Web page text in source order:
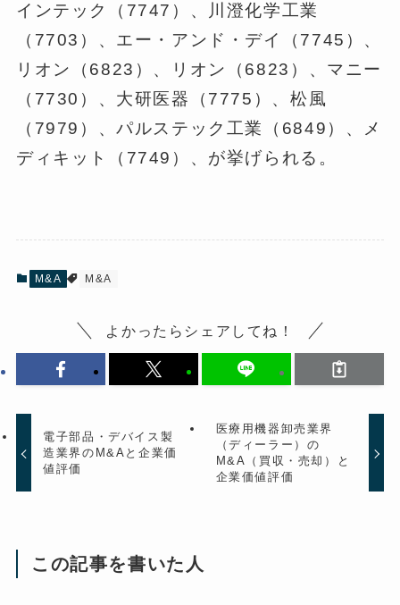
インテック（7747）、川澄化学工業
（7703）、エー・アンド・デイ（7745）、
リオン（6823）、リオン（6823）、マニー
（7730）、大研医器（7775）、松風
（7979）、パルステック工業（6849）、メ
ディキット（7749）、が挙げられる。
M&A M&A
よかったらシェアしてね！
電子部品・デバイス製
造業界のM&Aと企業価
値評価
医療用機器卸売業界
（ディーラー）の
M&A（買収・売却）と
企業価値評価
この記事を書いた人